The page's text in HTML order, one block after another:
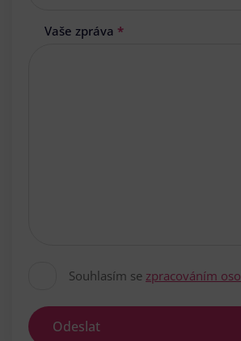
Vaše zpráva *
Souhlasím se zpracováním
Odeslat